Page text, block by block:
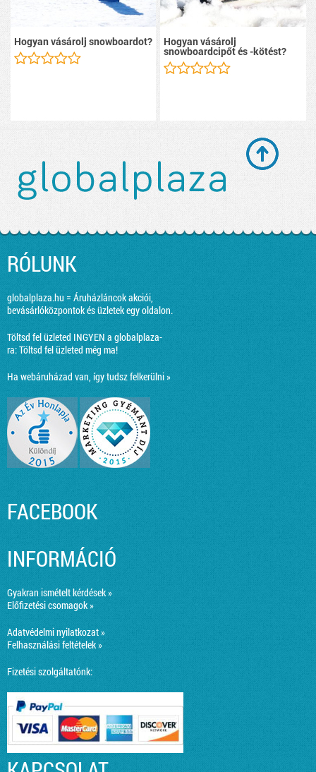
Hogyan vásárolj snowboardot? Hogyan vásárolj
snowboardcipőt és -kötést?
RÓLUNK
globalplaza.hu = Áruházláncok akciói,
bevásárlóközpontok és üzletek egy oldalon.
Töltsd fel üzleted INGYEN a globalplaza-
ra:Töltsd fel üzleted még ma!
Ha webáruházad van, így tudsz felkerülni »
FACEBOOK
INFORMÁCIÓ
Gyakran ismételt kérdések »
Előfizetési csomagok »
Adatvédelmi nyilatkozat »
Felhasználási feltételek »
Fizetési szolgáltatónk: